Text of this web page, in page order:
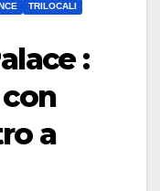
TRILOCALI
:
a